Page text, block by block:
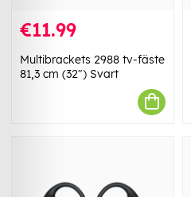
€11.99
Multibrackets 2988 tv-fäste
81,3 cm (32") Svart